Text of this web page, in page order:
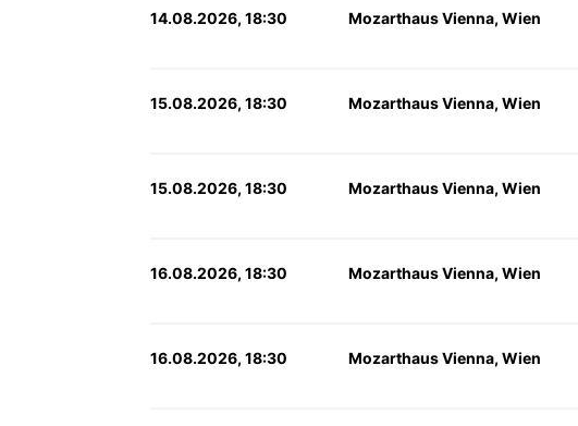
14.08.2026, 18:30 Mozarthaus Vienna, Wien
15.08.2026, 18:30 Mozarthaus Vienna, Wien
15.08.2026, 18:30 Mozarthaus Vienna, Wien
16.08.2026, 18:30 Mozarthaus Vienna, Wien
16.08.2026, 18:30 Mozarthaus Vienna, Wien